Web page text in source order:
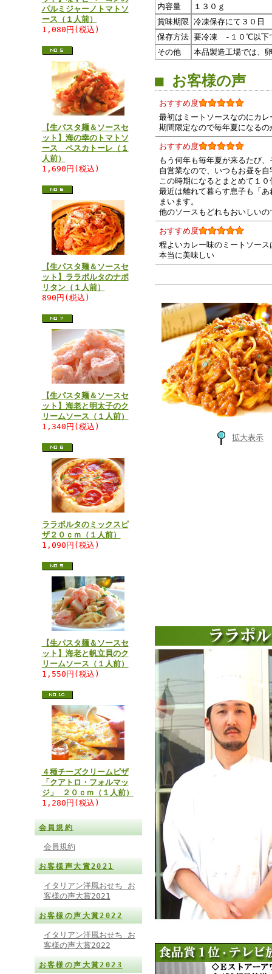
パルミジャーノトマトソ
ース（１人前）
1,080円(税込)
【生パスタ麺＆ソースセ
ット】海の幸のトマトソ
ース ペスカトーレ（１
人前）
1,690円(税込)
【生パスタ麺＆ソースセ
ット】ララポルタのナポ
リタン（１人前）
890円(税込)
【生パスタ麺＆ソースセ
ット】海老と明太子のク
リームソース（１人前）
1,340円(税込)
ララポルタのミックスピ
ザ２０ｃｍ（１人前）
1,090円(税込)
【生パスタ麺＆ソースセ
ット】海老と帆立貝のク
リームソース（１人前）
1,550円(税込)
４種チーズクリームピザ
「クアトロ・フォルマッ
ジ」 ２０ｃｍ（１人前）
1,280円(税込)
会員規約
会員規約
お客様声大賞2021
イタリアン洋風おせち お
客様の声大賞2021
お客様の声大賞2022
イタリアン洋風おせち お
客様の声大賞2022
お客様の声大賞2023
内容量
１３０ｇ
賞味期限 冷凍保存にて３０日
保存方法 要冷凍 -１０℃以下
その他
本品製造工場では、
■ お客様の声
おすすめ度
最初はミートソースなのにカ
期間限定なので毎年夏になるの
おすすめ度
もう何年も毎年夏が来るたび
自営業なので、いつもお昼を
この時期になるとまとめて１
最近は離れて暮らす息子も「
まいます。
他のソースもどれもおいしい
おすすめ度
程よいカレー味のミートソー
本当に美味しい
拡大表示